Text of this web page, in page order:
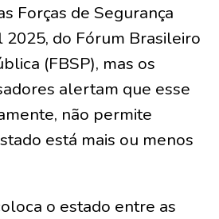
Forças de Segurança
2025, do Fórum Brasileiro
(FBSP), mas os
alertam que esse
não permite
está mais ou menos
o estado entre as